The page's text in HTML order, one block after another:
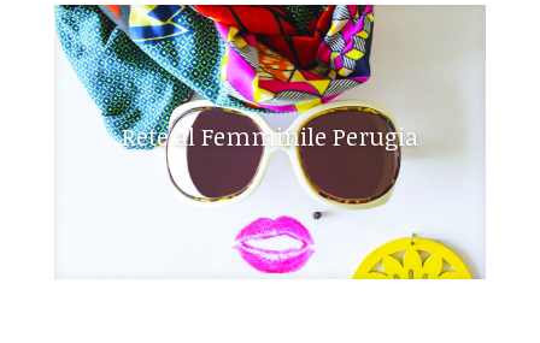
Rete al Femminile Perugia